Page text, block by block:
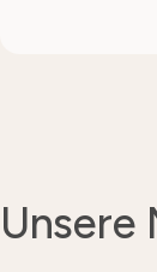
Unsere